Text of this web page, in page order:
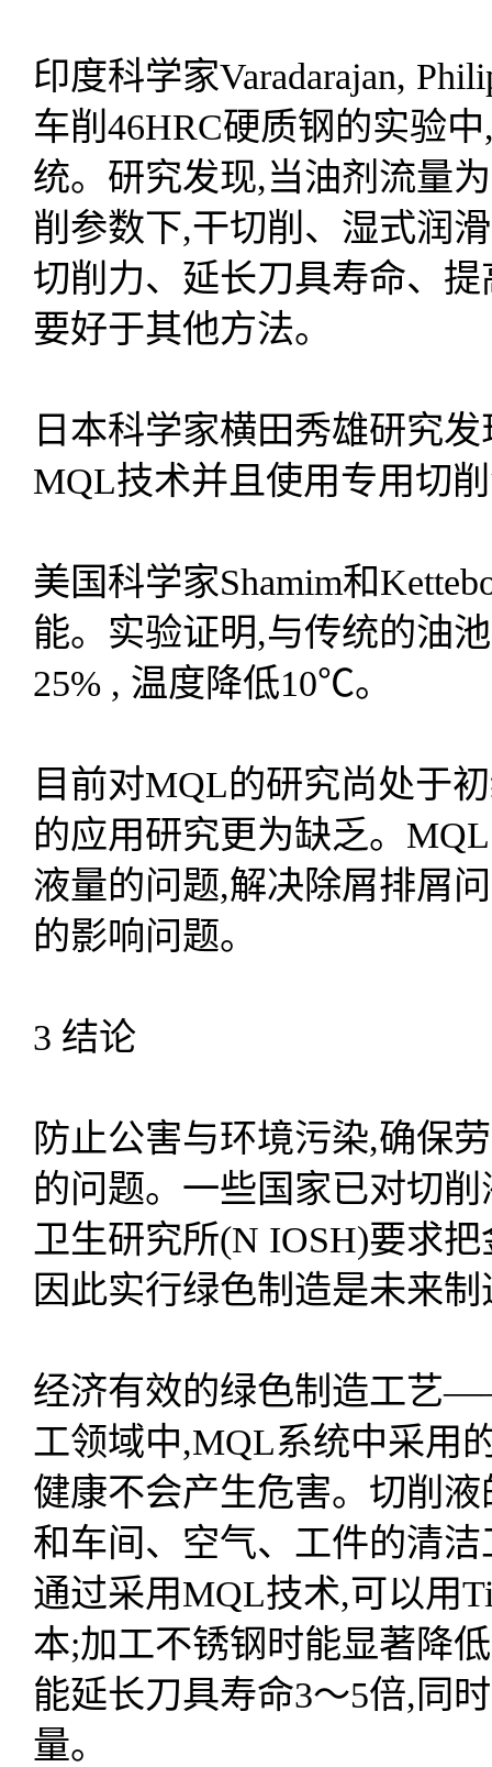
印度科学家Varadarajan,
车削46HRC硬质钢的实验
统。研究发现,当油剂流量
削参数下,干切削、湿式润
切削力、延长刀具寿命、
要好于其他方法。
日本科学家横田秀雄研究
MQL技术并且使用专用切
美国科学家Shamim和
能。实验证明,与传统的油
25% , 温度降低10℃。
目前对MQL的研究尚处于
的应用研究更为缺乏。
液量的问题,解决除屑排屑
的影响问题。
3 结论
防止公害与环境污染,确保
的问题。一些国家已对切
卫生研究所(N IOSH)要求
因此实行绿色制造是未来
经济有效的绿色制造工艺
工领域中,MQL系统中采用
健康不会产生危害。切削
和车间、空气、工件的清
通过采用MQL技术,可以用
本;加工不锈钢时能显著降
能延长刀具寿命3～5倍,同
量。